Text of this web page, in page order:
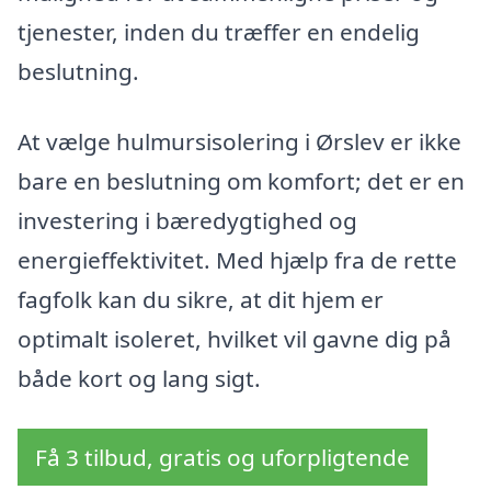
tjenester, inden du træffer en endelig
beslutning.
At vælge hulmursisolering i Ørslev er ikke
bare en beslutning om komfort; det er en
investering i bæredygtighed og
energieffektivitet. Med hjælp fra de rette
fagfolk kan du sikre, at dit hjem er
optimalt isoleret, hvilket vil gavne dig på
både kort og lang sigt.
Få 3 tilbud, gratis og uforpligtende